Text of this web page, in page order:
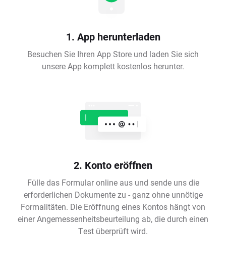
1. App herunterladen
Besuchen Sie Ihren App Store und laden Sie sich
unsere App komplett kostenlos herunter.
2. Konto eröffnen
Fülle das Formular online aus und sende uns die
erforderlichen Dokumente zu - ganz ohne unnötige
Formalitäten. Die Eröffnung eines Kontos hängt von
einer Angemessenheitsbeurteilung ab, die durch einen
Test überprüft wird.